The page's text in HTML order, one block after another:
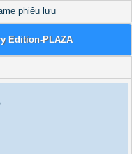
phiêu lưu
Edition-PLAZA